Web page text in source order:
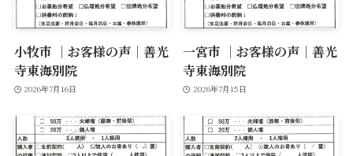
小牧市 ｜お客様の声｜善光
寺東海別院
2026年7月16日
一宮市 ｜お客様の声｜善光
寺東海別院
2026年7月15日